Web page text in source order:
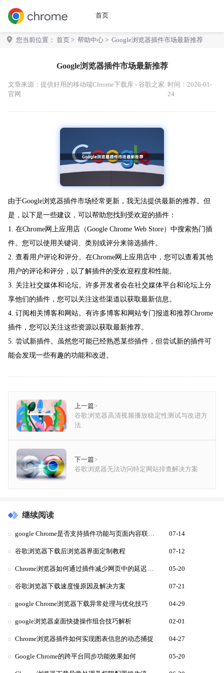
首页
您当前位置： 首页 > 帮助中心 > Google浏览器插件市场最新推荐
Google浏览器插件市场最新推荐
文章来源： 提供好用的移动端Chrome下载库 - 谷歌之家
官网
时间：2026-01-
24
由于Google浏览器插件市场经常更新，我无法提供最新的推荐。但
是，以下是一些建议，可以帮助您找到受欢迎的插件：
1. 在Chrome网上应用店（Google Chrome Web Store）中搜索热门插
件。您可以使用关键词、类别或评分来筛选插件。
2. 查看用户评论和评分。在Chrome网上应用店中，您可以查看其他
用户的评论和评分，以了解插件的受欢迎程度和性能。
3. 关注社交媒体和论坛。许多开发者会在社交媒体平台和论坛上分
享他们的插件，您可以关注这些渠道以获取最新信息。
4. 订阅相关博客和网站。有许多博客和网站专门报道和推荐Chrome
插件，您可以关注这些资源以获取最新推荐。
5. 尝试新插件。虽然您可能已经熟悉某些插件，但尝试新的插件可
能会发现一些有趣的功能和改进。
上一篇>
谷歌浏览器高清视频播放稳定性测试与改进方
法
下一篇>
谷歌浏览器无法访问特定网站排查解决方案
继续阅读
google Chrome是否支持插件功能与页面内容联动分析 07-14
谷歌浏览器下载后浏览器界面定制教程 07-12
Chrome浏览器如何通过插件减少网页中的延迟时间 05-20
谷歌浏览器下载速度慢原因及解决方案 07-21
google Chrome浏览器下载异常处理与优化技巧 04-29
google浏览器桌面快捷操作组合技巧解析 02-01
Chrome浏览器插件如何实现图表信息的动态捕捉 04-27
Google Chrome的跨平台同步功能效果如何 05-20